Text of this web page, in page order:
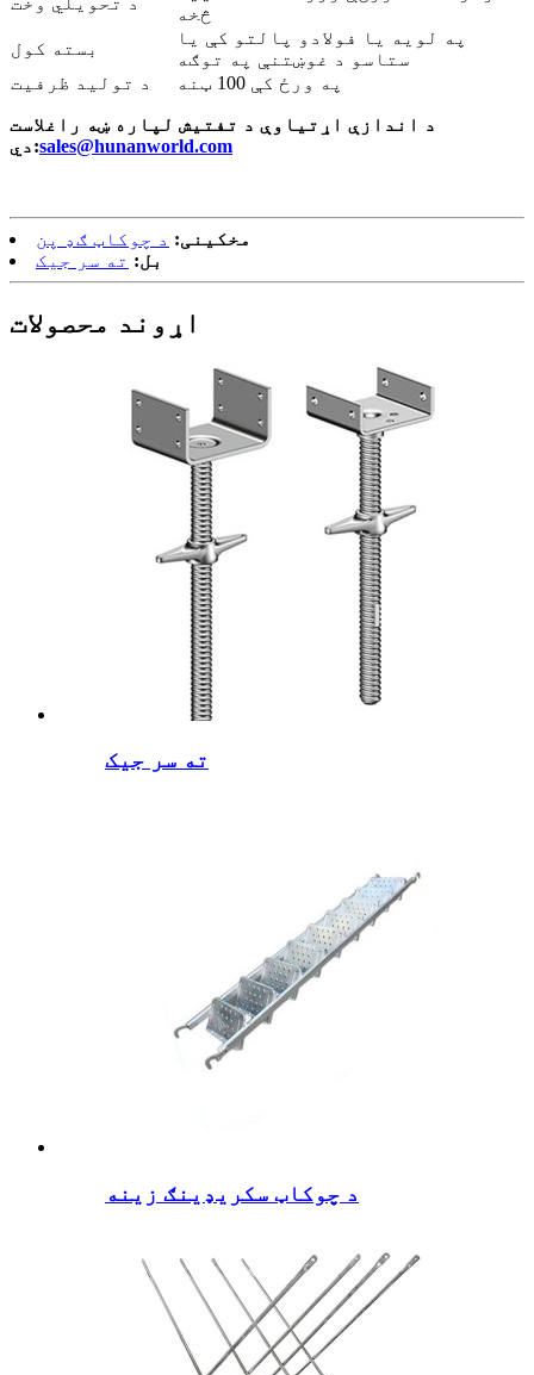
څخه
بسته کول
په لویه یا فولادو پالتو کې یا
ستاسو د غوښتنې په توګه
د تولید ظرفیت
په ورځ کې 100 ټنه
د اندازې اړتیاوې د تفتیش لپاره ښه راغلاست
دي:sales@hunanworld.com
مخکینی: د چوکاټ ګډ پن
بل: ته سر جیک
اړوند محصولات
ته سر جیک
د چوکاټ سکریډینګ زینه